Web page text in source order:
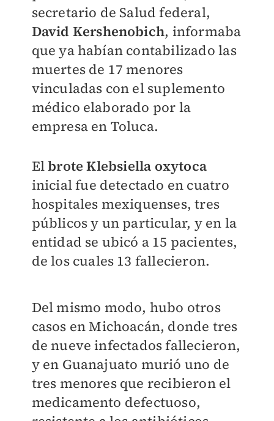
secretario de Salud federal,
David Kershenobich, informaba
que ya habían contabilizado las
muertes de 17 menores
vinculadas con el suplemento
médico elaborado por la
empresa en Toluca.
Elbrote Klebsiella oxytoca
inicial fue detectado en cuatro
hospitales mexiquenses, tres
públicos y un particular, y en la
entidad se ubicó a 15 pacientes,
de los cuales 13 fallecieron.
Del mismo modo, hubo otros
casos en Michoacán, donde tres
de nueve infectados fallecieron,
y en Guanajuato murió uno de
tres menores que recibieron el
medicamento defectuoso,